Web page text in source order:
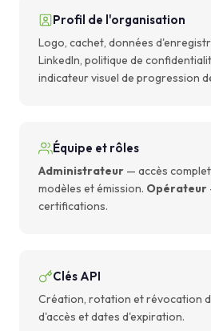
Profil de l'organisation
Logo, cachet, données
LinkedIn, politique de
indicateur visuel de progression
Équipe et rôles
Administrateur — accès
modèles et émission. Opérateur
certifications.
Clés API
Création, rotation et révocation
d'accès et dates d'expiration.